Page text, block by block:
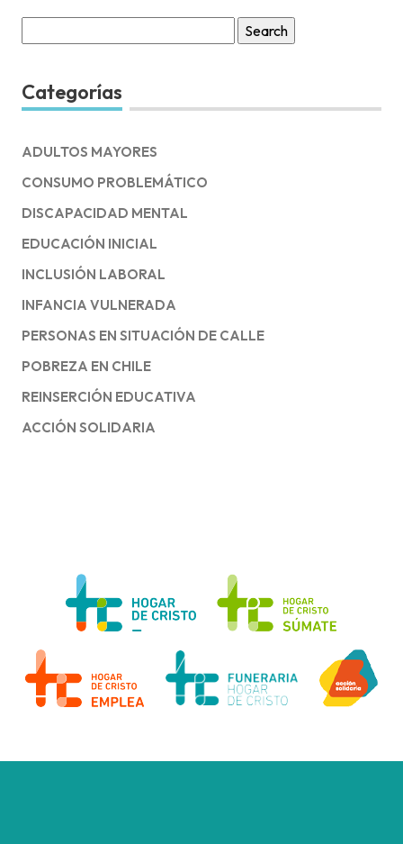
for:
Categorías
ADULTOS MAYORES
CONSUMO PROBLEMÁTICO
DISCAPACIDAD MENTAL
EDUCACIÓN INICIAL
INCLUSIÓN LABORAL
INFANCIA VULNERADA
PERSONAS EN SITUACIÓN DE CALLE
POBREZA EN CHILE
REINSERCIÓN EDUCATIVA
ACCIÓN SOLIDARIA